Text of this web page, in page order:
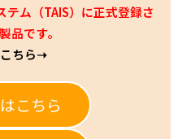
ム（TAIS）に正式登録さ
品です。
こちら➝
こちら